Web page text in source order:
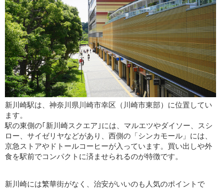
新川崎駅は、神奈川県川崎市幸区（川崎市東部）に位置してい
ます。
駅の東側の｢新川崎スクエア｣には、マルエツやダイソー、スシ
ロー、サイゼリヤなどがあり、西側の「シンカモール」には、
京急ストアやドトールコーヒーが入っています。買い出しや外
食を駅前でコンパクトに済ませられるのが特徴です。
新川崎には繁華街がなく、治安がいいのも人気のポイントで